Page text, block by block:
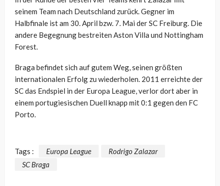
seinem Team nach Deutschland zurück. Gegner im
Halbfinale ist am 30. April bzw. 7. Mai der SC Freiburg. Die
andere Begegnung bestreiten Aston Villa und Nottingham
Forest.
Braga befindet sich auf gutem Weg, seinen größten
internationalen Erfolg zu wiederholen. 2011 erreichte der
SC das Endspiel in der Europa League, verlor dort aber in
einem portugiesischen Duell knapp mit 0:1 gegen den FC
Porto.
Tags : Europa League
Rodrigo Zalazar
SC Braga